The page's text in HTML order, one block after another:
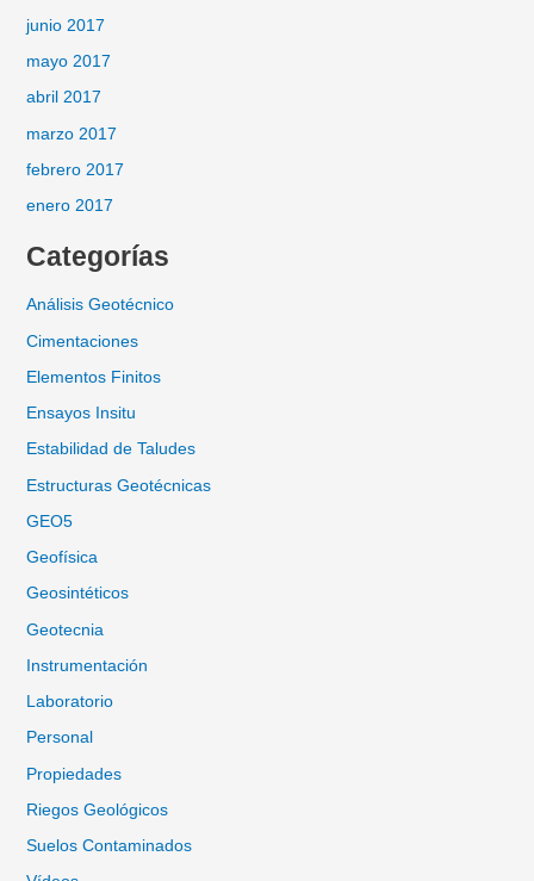
junio 2017
mayo 2017
abril 2017
marzo 2017
febrero 2017
enero 2017
Categorías
Análisis Geotécnico
Cimentaciones
Elementos Finitos
Ensayos Insitu
Estabilidad de Taludes
Estructuras Geotécnicas
GEO5
Geofísica
Geosintéticos
Geotecnia
Instrumentación
Laboratorio
Personal
Propiedades
Riegos Geológicos
Suelos Contaminados